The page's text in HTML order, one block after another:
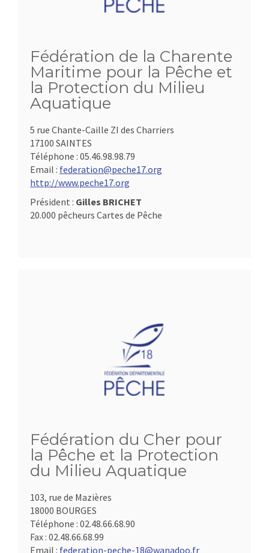
Fédération de la Charente
Maritime pour la Pêche et
la Protection du Milieu
Aquatique
5 rue Chante-Caille ZI des Charriers
17100 SAINTES
Téléphone : 05.46.98.98.79
Email : federation@peche17.org
http://www.peche17.org
Président : Gilles BRICHET
20.000 pêcheurs Cartes de Pêche
Fédération du Cher pour
la Pêche et la Protection
du Milieu Aquatique
103, rue de Mazières
18000 BOURGES
Téléphone : 02.48.66.68.90
Fax : 02.48.66.68.99
Email : federation-peche-18@wanadoo.fr